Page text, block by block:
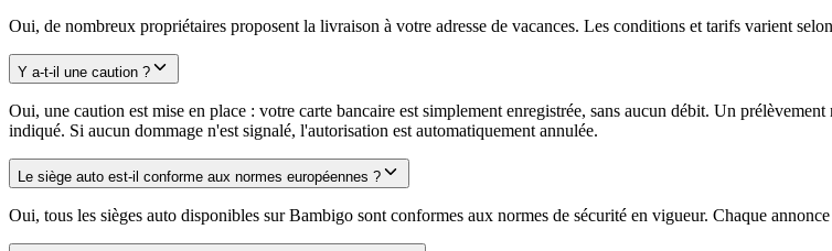
Oui, de nombreux propriétaires proposent la livraison à votre adresse de vacances. Les conditions et tarifs varient
Y a-t-il une caution ?
Oui, une caution est mise en place : votre carte bancaire est simplement enregistrée, sans aucun débit. Un
indiqué. Si aucun dommage n'est signalé, l'autorisation est automatiquement annulée.
Le siège auto est-il conforme aux normes européennes ?
Oui, tous les sièges auto disponibles sur Bambigo sont conformes aux normes de sécurité en vigueur. Chaque